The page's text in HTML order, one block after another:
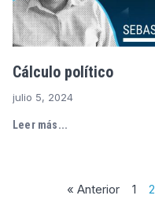
Cálculo político
julio 5, 2024
Leer más...
« Anterior 1 2